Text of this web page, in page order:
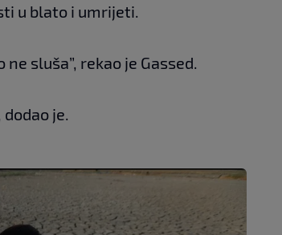
u blato i umrijeti.
sluša”, rekao je Gassed.
je.